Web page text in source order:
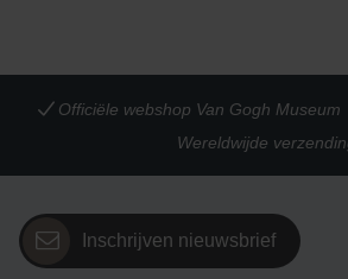
Officiële webshop Van Gogh Museum
Wereldwijde
Inschrijven nieuwsbrief